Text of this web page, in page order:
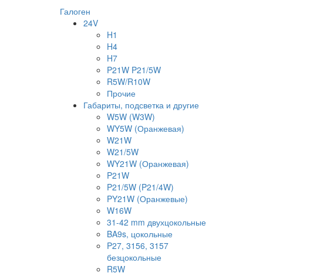
Галоген
24V
H1
H4
H7
P21W P21/5W
R5W/R10W
Прочие
Габариты, подсветка и другие
W5W (W3W)
WY5W (Оранжевая)
W21W
W21/5W
WY21W (Оранжевая)
P21W
P21/5W (P21/4W)
PY21W (Оранжевые)
W16W
31-42 mm двухцокольные
BA9s, цокольные
P27, 3156, 3157
безцокольные
R5W